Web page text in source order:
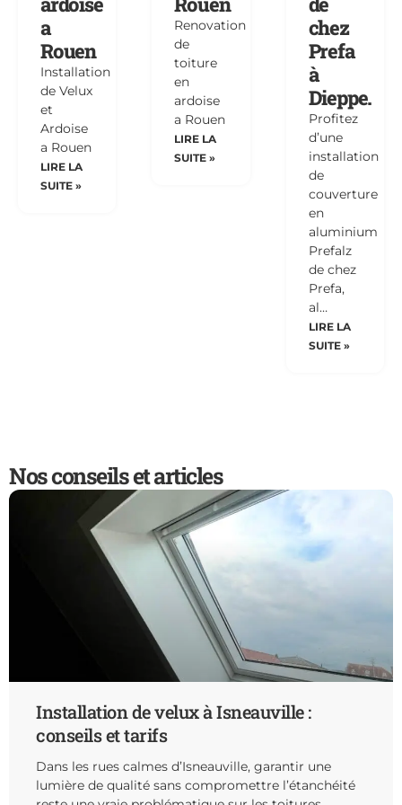
a
Rouen
Installation
de Velux
et
Ardoise
a Rouen
LIRE LA
SUITE »
Renovation
de
toiture
en
ardoise
a Rouen
LIRE LA
SUITE »
chez
Prefa
à
Dieppe.
Profitez
d’une
installation
de
couverture
en
aluminium
Prefalz
de chez
Prefa,
al…
LIRE LA
SUITE »
Nos conseils et articles
Installation de velux à Isneauville :
conseils et tarifs
Dans les rues calmes d’Isneauville, garantir une
lumière de qualité sans compromettre l’étanchéité